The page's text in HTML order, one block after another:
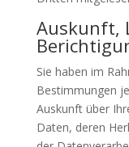
Auskunft,
Sie haben im
Bestimmungen
Auskunft über
Daten, deren